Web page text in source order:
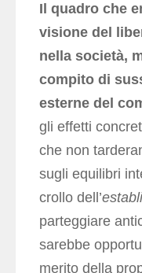
Il quadro che
visione del
nella società,
compito di
esterne del
gli effetti
che non
sugli equilibri
crollo dell’
parteggiare
sarebbe
merito della